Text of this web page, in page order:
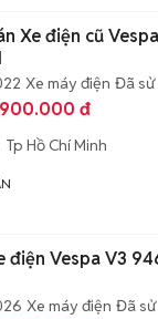
Xe điện cũ
Xe máy điện Đã
đ
Tp Hồ Chí Minh
điện Vespa V3
Xe máy điện Đã